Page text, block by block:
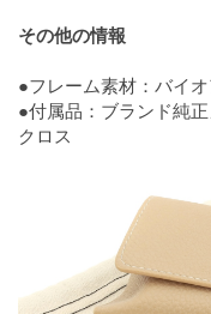
その他の情報
●フレーム素材：バイ
●付属品：ブランド純
クロス